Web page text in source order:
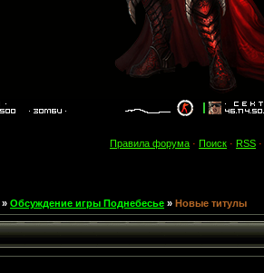
Правила форума · Поиск · RSS ·
» Обсуждение игры Поднебесье » Новые титулы